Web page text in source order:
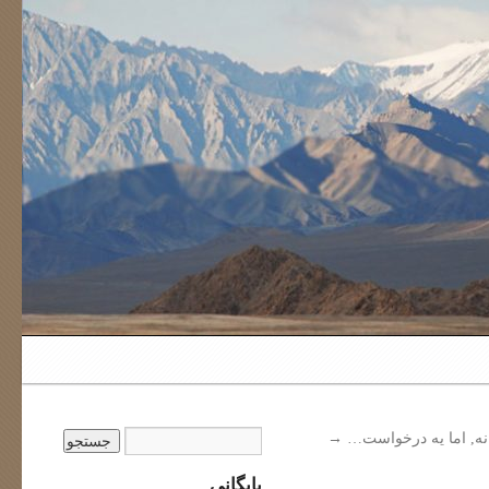
اما یه درخواست… →